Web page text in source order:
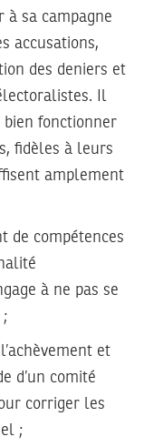
à sa campagne
accusations,
des deniers et
Il
fonctionner
fidèles à leurs
amplement
de compétences
à ne pas se
;
et
d’un comité
corriger les
;